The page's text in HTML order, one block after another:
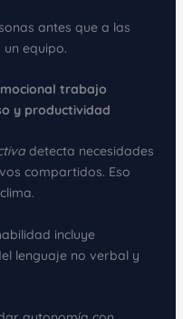
antes que a las
equipo.
trabajo
y productividad
detecta necesidades
compartidos. Eso
incluye
lenguaje no verbal y